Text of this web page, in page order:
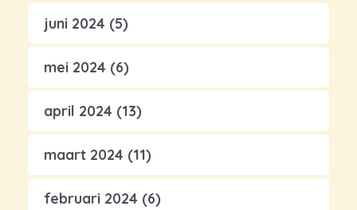
juni 2024 (5)
mei 2024 (6)
april 2024 (13)
maart 2024 (11)
februari 2024 (6)